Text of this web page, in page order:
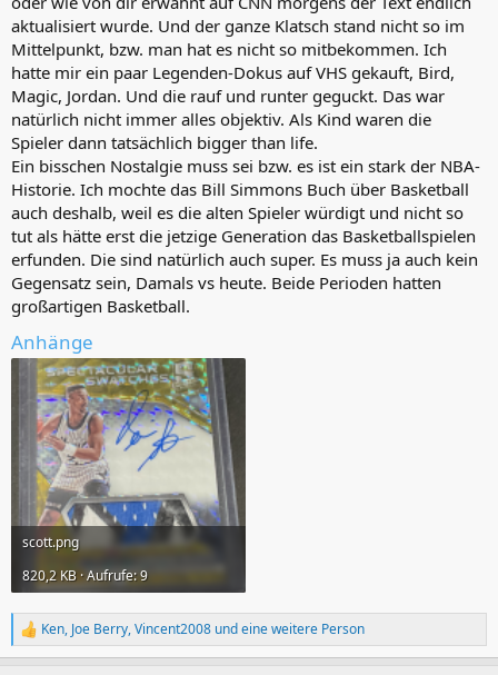
aktualisiert wurde. Und der ganze Klatsch stand nicht so im
Mittelpunkt, bzw. man hat es nicht so mitbekommen. Ich
hatte mir ein paar Legenden-Dokus auf VHS gekauft, Bird,
Magic, Jordan. Und die rauf und runter geguckt. Das war
natürlich nicht immer alles objektiv. Als Kind waren die
Spieler dann tatsächlich bigger than life.
Ein bisschen Nostalgie muss sei bzw. es ist ein stark der NBA-
Historie. Ich mochte das Bill Simmons Buch über Basketball
auch deshalb, weil es die alten Spieler würdigt und nicht so
tut als hätte erst die jetzige Generation das Basketballspielen
erfunden. Die sind natürlich auch super. Es muss ja auch kein
Gegensatz sein, Damals vs heute. Beide Perioden hatten
großartigen Basketball.
Anhänge
scott.png
820,2 KB · Aufrufe: 9
R
e
Ken, Joe Berry,Vincent2008 und eine weitere Person